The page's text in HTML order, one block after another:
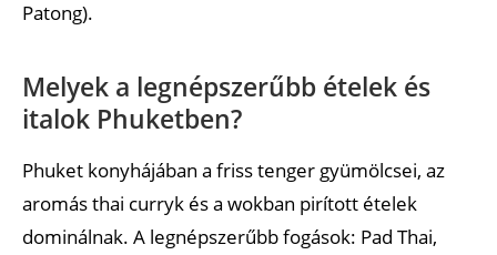
Patong).
Melyek a legnépszerűbb ételek és
italok Phuketben?
Phuket konyhájában a friss tenger gyümölcsei, az
aromás thai curryk és a wokban pirított ételek
dominálnak. A legnépszerűbb fogások: Pad Thai,